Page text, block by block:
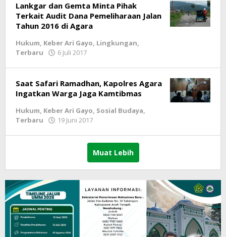
Lankgar dan Gemta Minta Pihak
Terkait Audit Dana Pemeliharaan Jalan
Tahun 2016 di Agara
Hukum, Keber Ari Gayo, Lingkungan,
Terbaru
6 Juli 2017
Saat Safari Ramadhan, Kapolres Agara
Ingatkan Warga Jaga Kamtibmas
Hukum, Keber Ari Gayo, Sosial Budaya,
Terbaru
19 Juni 2017
Muat Lebih